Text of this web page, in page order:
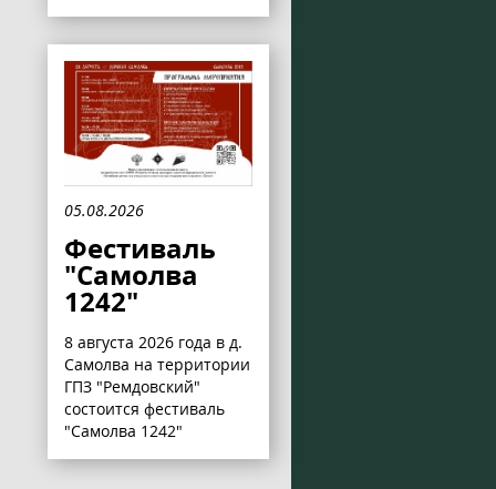
05.08.2026
Фестиваль
"Самолва
1242"
8 августа 2026 года в д.
Самолва на территории
ГПЗ "Ремдовский"
состоится фестиваль
"Самолва 1242"